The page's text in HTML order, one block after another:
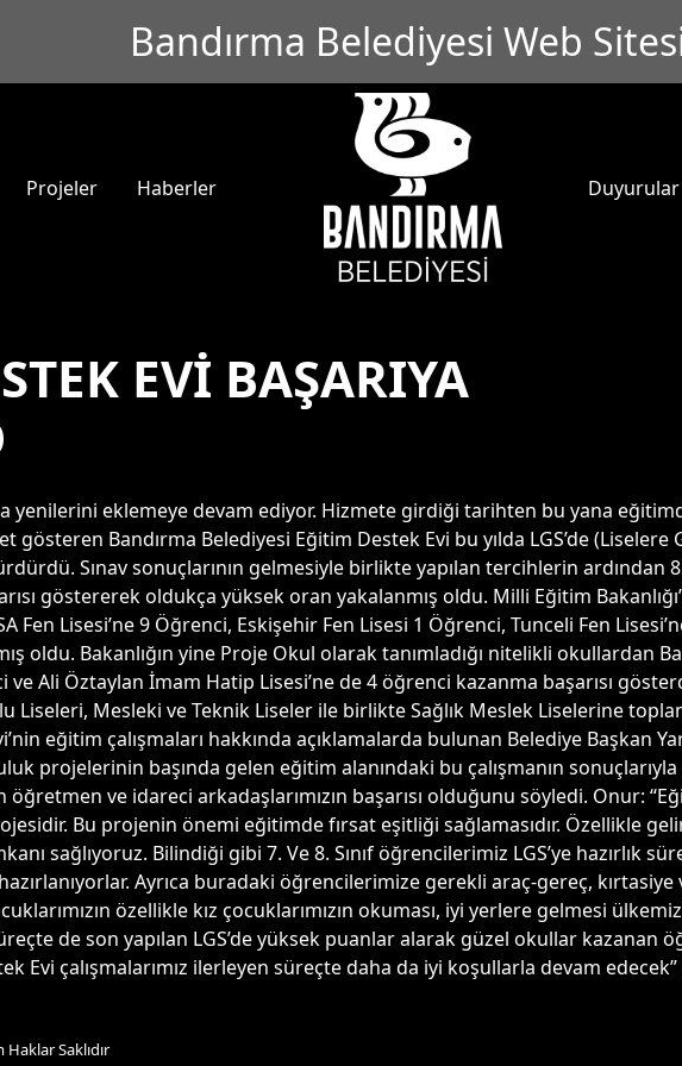
Bandırma Belediyesi Web
Projeler Haberler Duyurular
EVİ BAŞARIYA
yenilerini eklemeye devam ediyor. Hizmete girdiği tarihten bu yana
gösteren Bandırma Belediyesi Eğitim Destek Evi bu yılda LGS’de (Liselere
Sınav sonuçlarının gelmesiyle birlikte yapılan tercihlerin ardından
göstererek oldukça yüksek oran yakalanmış oldu. Milli Eğitim
Fen Lisesi’ne 9 Öğrenci, Eskişehir Fen Lisesi 1 Öğrenci, Tunceli Fen
oldu. Bakanlığın yine Proje Okul olarak tanımladığı nitelikli okullardan
ve Ali Öztaylan İmam Hatip Lisesi’ne de 4 öğrenci kazanma başarısı
Liseleri, Mesleki ve Teknik Liseler ile birlikte Sağlık Meslek Liselerine
eğitim çalışmaları hakkında açıklamalarda bulunan Belediye Başkan
projelerinin başında gelen eğitim alanındaki bu çalışmanın
ve idareci arkadaşlarımızın başarısı olduğunu söyledi. Onur:
Bu projenin önemi eğitimde fırsat eşitliği sağlamasıdır. Özellikle
sağlıyoruz. Bilindiği gibi 7. Ve 8. Sınıf öğrencilerimiz LGS’ye hazırlık
Ayrıca buradaki öğrencilerimize gerekli araç-gereç,
özellikle kız çocuklarımızın okuması, iyi yerlere gelmesi
de son yapılan LGS’de yüksek puanlar alarak güzel okullar kazanan
Evi çalışmalarımız ilerleyen süreçte daha da iyi koşullarla devam
Saklıdır